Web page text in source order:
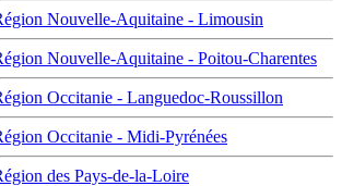
Nouvelle-Aquitaine - Limousin
Nouvelle-Aquitaine - Poitou-Charentes
Occitanie - Languedoc-Roussillon
Occitanie - Midi-Pyrénées
des Pays-de-la-Loire